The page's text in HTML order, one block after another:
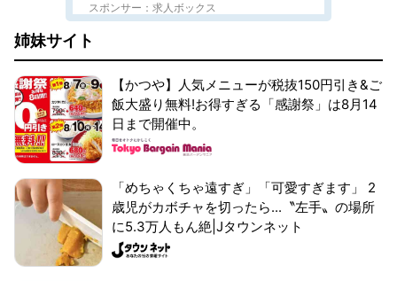
スポンサー：求人ボックス
姉妹サイト
【かつや】人気メニューが税抜150円引き&ご
飯大盛り無料!お得すぎる「感謝祭」は8月14
日まで開催中。
「めちゃくちゃ遠すぎ」「可愛すぎます」 2
歳児がカボチャを切ったら...〝左手〟の場所
に5.3万人もん絶|Jタウンネット